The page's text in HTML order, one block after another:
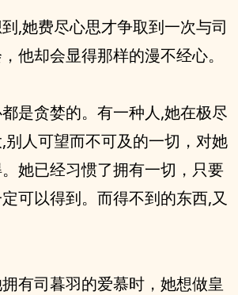
,她费尽心思才争取到一次与司
他却会显得那样的漫不经心。
是贪婪的。有一种人,她在极尽
别人可望而不可及的一切，对她
她已经习惯了拥有一切，只要
可以得到。而得不到的东西,又
有司暮羽的爱慕时，她想做皇